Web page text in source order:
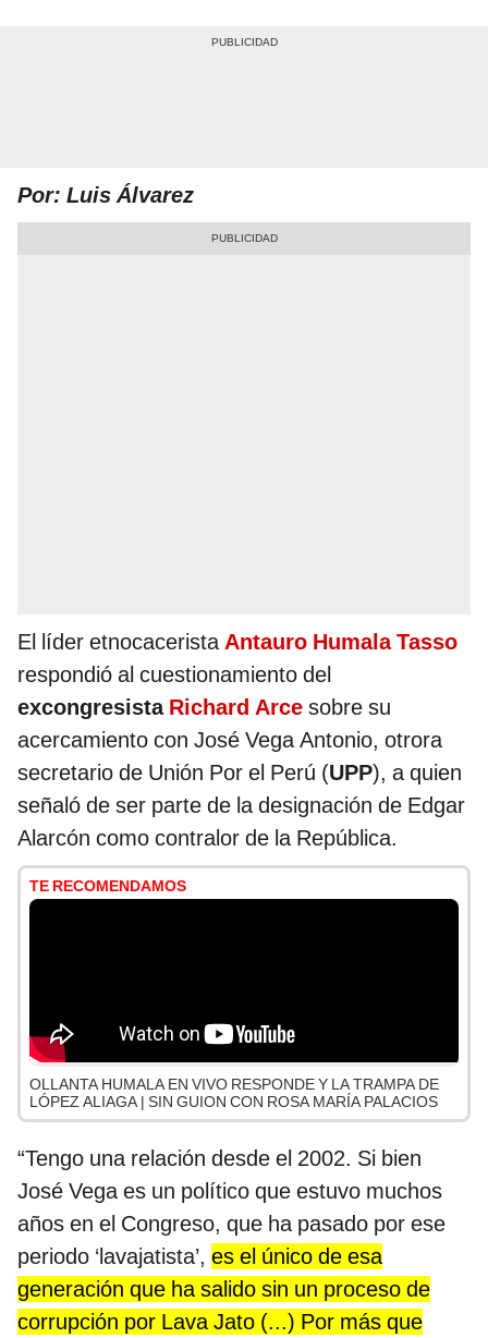
Por: Luis Álvarez
El líder etnocaceristaAntauro Humala Tasso
respondió al cuestionamiento del
excongresista Richard Arce sobre su
acercamiento con José Vega Antonio, otrora
secretario de Unión Por el Perú (UPP), a quien
señaló de ser parte de la designación de Edgar
Alarcón como contralor de la República.
TE RECOMENDAMOS
OLLANTA HUMALA EN VIVO RESPONDE Y LA TRAMPA DE
LÓPEZ ALIAGA | SIN GUION CON ROSA MARÍA PALACIOS
“Tengo una relación desde el 2002. Si bien
José Vega es un político que estuvo muchos
años en el Congreso, que ha pasado por ese
periodo ‘lavajatista’, es el único de esa
generación que ha salido sin un proceso de
corrupción por Lava Jato (...) Por más que